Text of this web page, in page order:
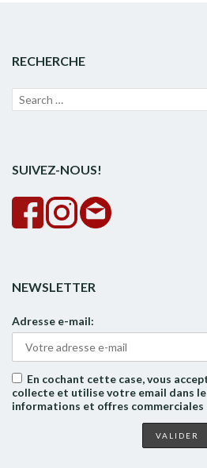
RECHERCHE
Recherche
SUIVEZ-NOUS!
NEWSLETTER
Adresse e-mail:
En cochant cette case, vous
collecte et utilise votre email dans
informations et offres commerciales